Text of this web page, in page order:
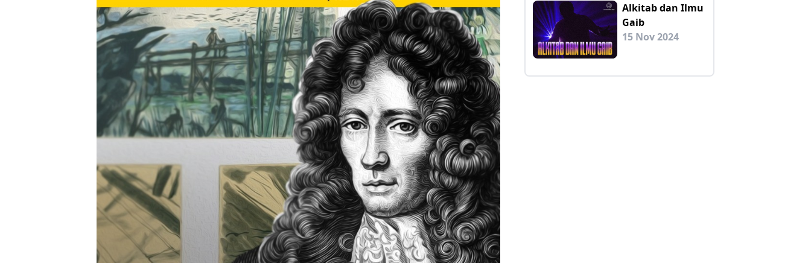
Alkitab dan Ilmu
Gaib
15 Nov 2024